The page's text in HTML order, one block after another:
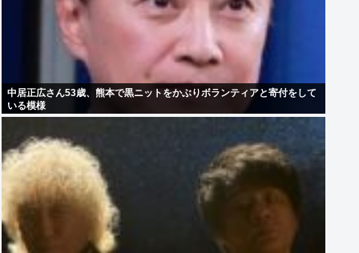
中居正広さん53歳、熊本で黒ニットをかぶりボランティアと寄付をして
いる模様